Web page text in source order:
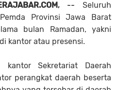
, --Seluruh
Provinsi Jawa Barat
bulan Ramadan, yakni
kantor atau presensi.
Sekretariat Daerah
perangkat daerah beserta